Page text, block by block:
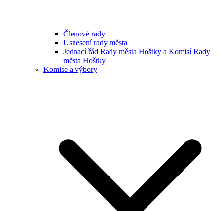
Členové rady
Usnesení rady města
Jednací řád Rady města Hoštky a Komisí Rady
města Hoštky
Komise a výbory